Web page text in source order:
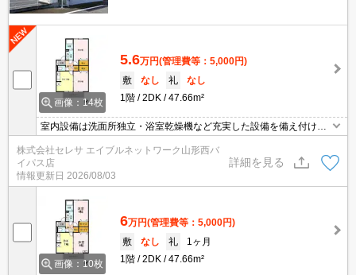
画像：14枚
5.6万円(管理費等：5,000円)
敷
なし 礼
なし
1階
2DK 47.66m²
室内設備は洗面所独立・浴室乾燥機など充実した設備を備え付けて
います。収納はクロゼット・シューズボックスなどが備え付けられ
ているので、衣類や日用品の収納に重宝します。来客時にはTVイン
ターホンを使用して訪問者の顔を確認することがきるので安心感が
あります。築年数の古い物件ですが、そのぶん味わいを感じられま
す。
株式会社セレサ エイブルネットワーク山形西バ
イパス店
情報更新日 2026/08/03
詳細を見る
画像：10枚
6万円(管理費等：5,000円)
敷
なし 礼
1ヶ月
1階
2DK 47.66m²